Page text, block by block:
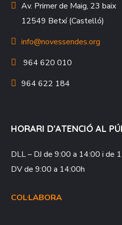
Av. Primer de Maig, 23 baix
12549 Betxí (Castelló)
info@novessendes.org
964 620 010
964 622 184
HORARI D'ATENCIÓ AL
DLL – DJde 9:00 a 14:00 i de
DVde 9:00 a 14:00h
COL·LABORA